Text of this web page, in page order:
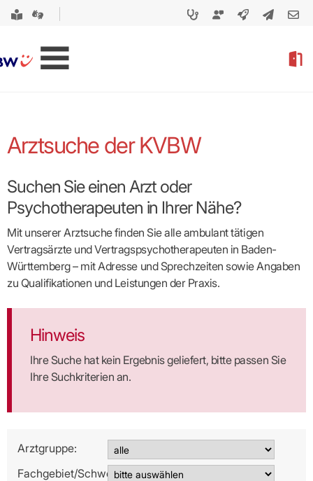
Arztsuche der KVBW
Suchen Sie einen Arzt oder
Psychotherapeuten in Ihrer Nähe?
Mit unserer Arztsuche finden Sie alle ambulant tätigen
Vertragsärzte und Vertragspsycho­therapeuten in Baden-
Württemberg – mit Adresse und Sprechzeiten sowie Angaben
zu Qualifikationen und Leistungen der Praxis.
Hinweis
Ihre Suche hat kein Ergebnis geliefert, bitte passen Sie
Ihre Suchkriterien an.
Arztgruppe:
Fachgebiet/Schwerpunkt: